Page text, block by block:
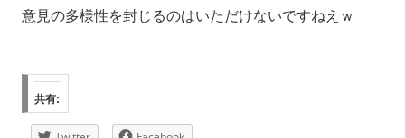
意見の多様性を封じるのはいただけないですねえｗ
共有: